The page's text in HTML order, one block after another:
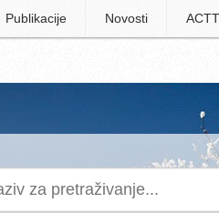
Publikacije Novosti